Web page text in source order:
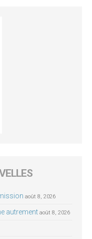
août 8, 2026
autrement août 8, 2026